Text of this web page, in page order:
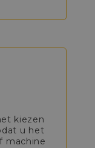
kiezen
u het
machine